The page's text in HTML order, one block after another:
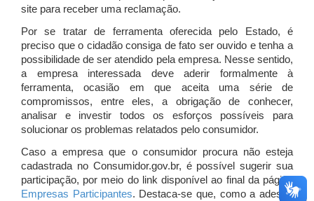
site para receber uma reclamação.
Por se tratar de ferramenta oferecida pelo Estado, é
preciso que o cidadão consiga de fato ser ouvido e tenha a
possibilidade de ser atendido pela empresa. Nesse sentido,
a empresa interessada deve aderir formalmente à
ferramenta, ocasião em que aceita uma série de
compromissos, entre eles, a obrigação de conhecer,
analisar e investir todos os esforços possíveis para
solucionar os problemas relatados pelo consumidor.
Caso a empresa que o consumidor procura não esteja
cadastrada no Consumidor.gov.br, é possível sugerir sua
participação, por meio do link disponível ao final da página
Empresas Participantes. Destaca-se que, como a adesão